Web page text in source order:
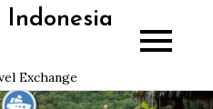
Exchange